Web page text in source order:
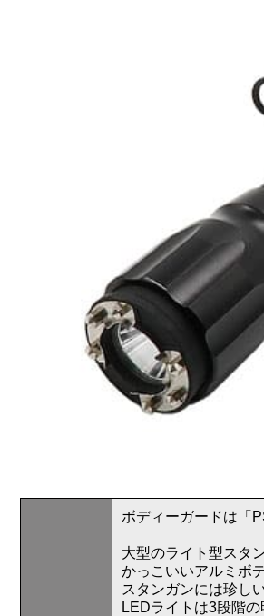
ボディーガードは「
大型のライト型スタ
かっこいいアルミボ
スタンガンには珍し
LEDライトは3段階